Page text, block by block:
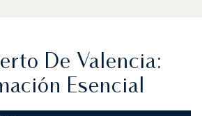
De Valencia:
Esencial